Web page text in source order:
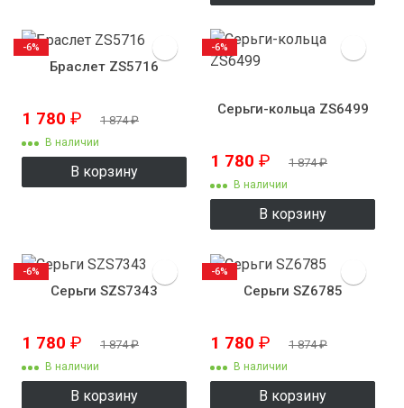
Браслет ZS5716
1 780 ₽ 1 874₽
В наличии
В корзину
-6%
Серьги-кольца ZS6499
1 780 ₽ 1 874₽
В наличии
В корзину
-6%
Серьги SZS7343
1 780 ₽ 1 874₽
В наличии
В корзину
-6%
Серьги SZ6785
1 780 ₽ 1 874₽
В наличии
В корзину
-6%